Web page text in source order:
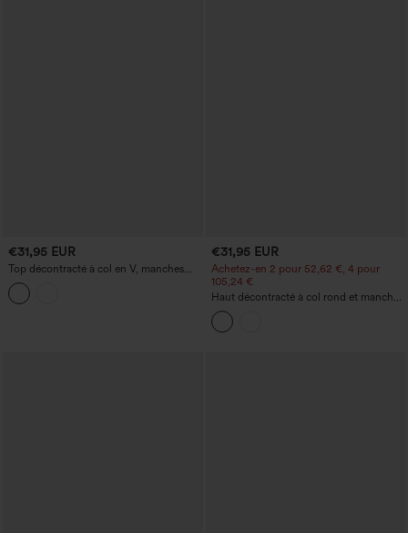
€31,95 EUR
Top décontracté à col en V, manches
courtes et soutien-gorge intégré
€31,95 EUR
Achetez-en 2 pour 52,62 €, 4 pour
105,24 €
Haut décontracté à col rond et manches
longues